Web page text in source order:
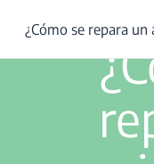
¿Cómo se
¿Cómo se repara